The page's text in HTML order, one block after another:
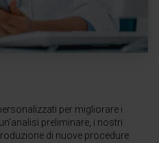
per migliorare i
preliminare, i nostri
di nuove procedure